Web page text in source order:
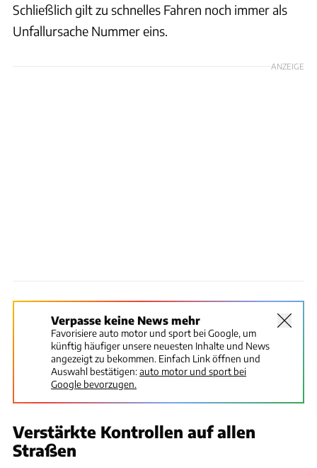
Schließlich gilt zu schnelles Fahren noch immer als
Unfallursache Nummer eins.
ANZEIGE
Verpasse keine News mehr
Favorisiere auto motor und sport bei Google, um
künftig häufiger unsere neuesten Inhalte und News
angezeigt zu bekommen. Einfach Link öffnen und
Auswahl bestätigen:auto motor und sport bei
Google bevorzugen.
Verstärkte Kontrollen auf allen
Straßen